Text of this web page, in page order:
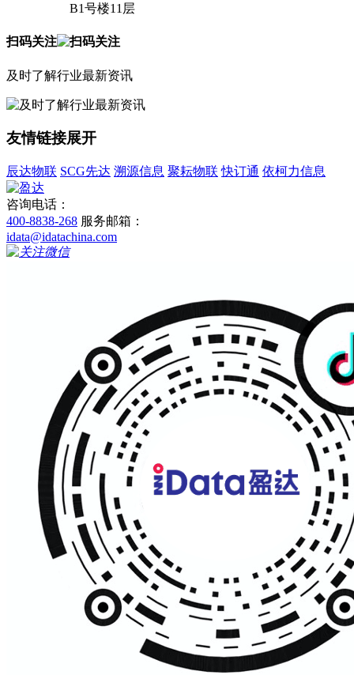
B1号楼11层
扫码关注
及时了解行业最新资讯
友情链接展开
辰达物联 SCG先达 溯源信息 聚耘物联 快订通 依柯力信息
咨询电话：
400-8838-268 服务邮箱：
idata@idatachina.com